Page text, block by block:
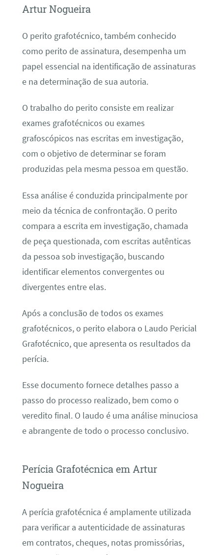
Artur Nogueira
O perito grafotécnico, também conhecido
como perito de assinatura, desempenha um
papel essencial na identificação de assinaturas
e na determinação de sua autoria.
O trabalho do perito consiste em realizar
exames grafotécnicos ou exames
grafoscópicos nas escritas em investigação,
com o objetivo de determinar se foram
produzidas pela mesma pessoa em questão.
Essa análise é conduzida principalmente por
meio da técnica de confrontação. O perito
compara a escrita em investigação, chamada
de peça questionada, com escritas autênticas
da pessoa sob investigação, buscando
identificar elementos convergentes ou
divergentes entre elas.
Após a conclusão de todos os exames
grafotécnicos, o perito elabora o Laudo Pericial
Grafotécnico, que apresenta os resultados da
perícia.
Esse documento fornece detalhes passo a
passo do processo realizado, bem como o
veredito final. O laudo é uma análise minuciosa
e abrangente de todo o processo conclusivo.
Perícia Grafotécnica em Artur
Nogueira
A perícia grafotécnica é amplamente utilizada
para verificar a autenticidade de assinaturas
em contratos, cheques, notas promissórias,